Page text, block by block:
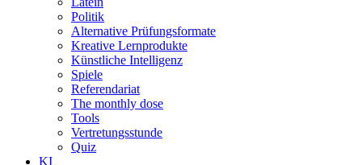
Politik
Alternative Prüfungsformate
Kreative Lernprodukte
Künstliche Intelligenz
Spiele
Referendariat
The monthly dose
Tools
Vertretungsstunde
Quiz
KI